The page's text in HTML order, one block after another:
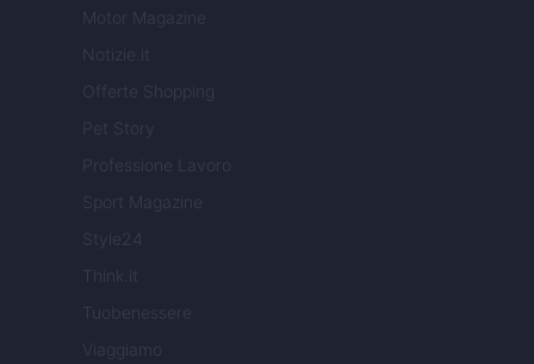
Motor Magazine
Notizie.it
Offerte Shopping
Pet Story
Professione Lavoro
Sport Magazine
Style24
Think.it
Tuobenessere
Viaggiamo